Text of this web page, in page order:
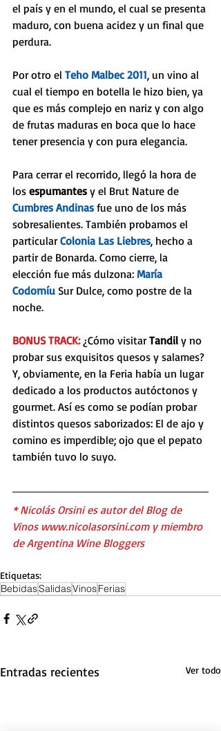
el país y en el mundo, el cual se presenta
maduro, con buena acidez y un final que
perdura.
Por otro el Teho Malbec 2011, un vino al
cual el tiempo en botella le hizo bien, ya
que es más complejo en nariz y con algo
de frutas maduras en boca que lo hace
tener presencia y con pura elegancia.
Para cerrar el recorrido, llegó la hora de
los espumantes y el Brut Nature de
Cumbres Andinas fue uno de los más
sobresalientes. También probamos el
particular Colonia Las Liebres, hecho a
partir de Bonarda. Como cierre, la
elección fue más dulzona: María
Codorníu Sur Dulce, como postre de la
noche.
BONUS TRACK: ¿Cómo visitar Tandil y no
probar sus exquisitos quesos y salames?
Y, obviamente, en la Feria había un lugar
dedicado a los productos autóctonos y
gourmet. Así es como se podían probar
distintos quesos saborizados: El de ajo y
comino es imperdible; ojo que el pepato
también tuvo lo suyo.
* Nicolás Orsini es autor del Blog de
Vinos www.nicolasorsini.com y miembro
de Argentina Wine Bloggers
Etiquetas:
BebidasSalidasVinosFerias
Entradas recientes Ver todo